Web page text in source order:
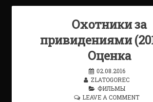
Охотники за
привидениями
Оценка
02.08.2016
ZLATOGOREC
ФИЛЬМЫ
LEAVE A COMMENT